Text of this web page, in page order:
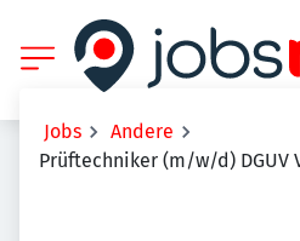
Jobs
Andere
Prüftechniker (m/w/d) DGUV